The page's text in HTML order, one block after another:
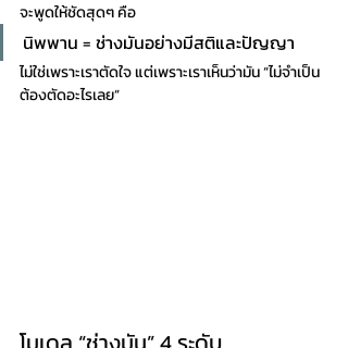
จะพูดให้ชัดสุดๆ คือ
นิพพาน = ช่างมันอย่างมีสติและปัญญา
ไม่ใช่เพราะเราตัดใจ แต่เพราะเราเห็นว่ามัน “ไม่จำเป็น
ต้องตัดอะไรเลย”